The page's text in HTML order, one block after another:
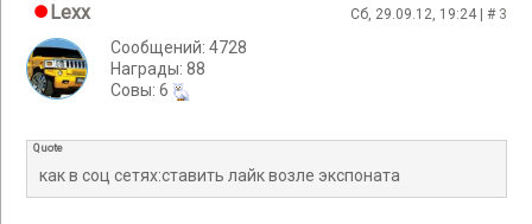
Lexx Сб, 29.09.12, 19:24 | # 3
Сообщений: 4728
Награды: 88
Cовы: 6
Quote
как в соц сетях:ставить лайк возле экспоната